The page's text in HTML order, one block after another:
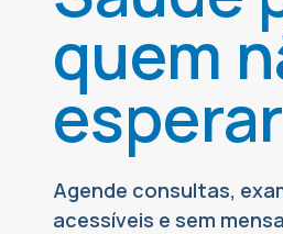
quem
esperar
Agende consultas,
acessíveis e sem